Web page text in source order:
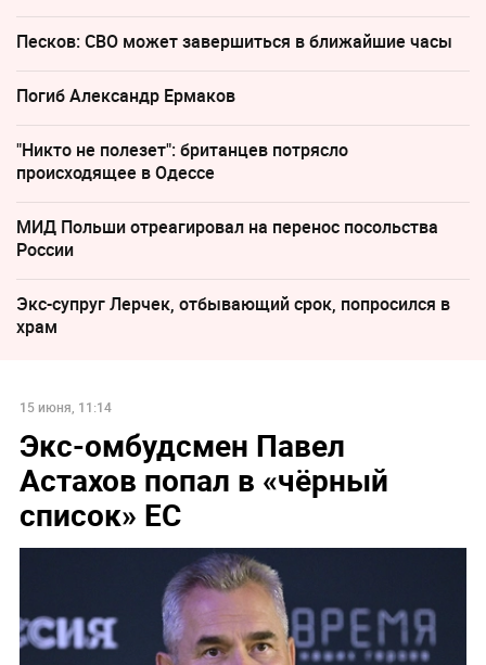
Песков: СВО может завершиться в ближайшие часы
Погиб Александр Ермаков
"Никто не полезет": британцев потрясло
происходящее в Одессе
МИД Польши отреагировал на перенос посольства
России
Экс-супруг Лерчек, отбывающий срок, попросился в
храм
15 июня, 11:14
Экс-омбудсмен Павел
Астахов попал в «чёрный
список» ЕС